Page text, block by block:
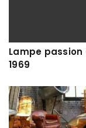
Lampe passion
1969